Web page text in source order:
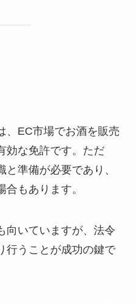
、EC市場でお酒を販売
効な免許です。ただ
準備が必要であり、
もあります。
向いていますが、法令
行うことが成功の鍵で